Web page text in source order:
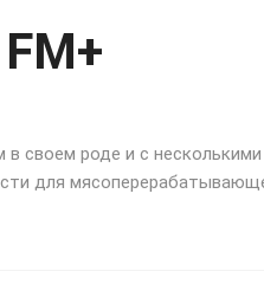
в своем роде и с
для